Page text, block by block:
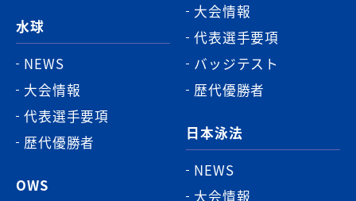
水球
NEWS
大会情報
代表選手要項
歴代優勝者
OWS
大会情報
代表選手要項
バッジテスト
歴代優勝者
日本泳法
NEWS
大会情報